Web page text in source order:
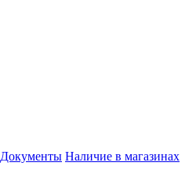
Документы Наличие в магазинах